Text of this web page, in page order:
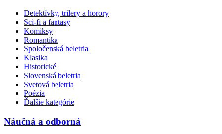
Detektívky, trilery a horory
Sci-fi a fantasy
Komiksy
Romantika
Spoločenská beletria
Klasika
Historické
Slovenská beletria
Svetová beletria
Poézia
Ďalšie kategórie
Náučná a odborná